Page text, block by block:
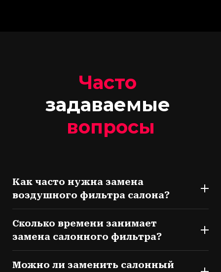
Часто
задаваемые
вопросы
Как часто нужна замена
воздушного фильтра салона?
Сколько времени занимает
замена салонного фильтра?
Можно ли заменить салонный